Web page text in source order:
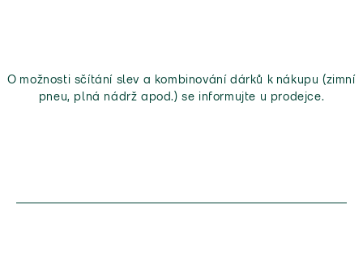
O možnosti sčítání slev a kombinování dárků k nákupu (zimní
pneu, plná nádrž apod.) se informujte u prodejce.